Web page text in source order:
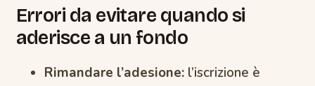
Errori da evitare quando si
aderisce a un fondo
Rimandare l’adesione: l’iscrizione è